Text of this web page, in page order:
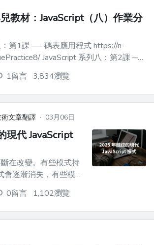
教材：JavaScript（八）作業分
：第1課 ── 碼表應用程式 https://n-
系列八：第2課 ──
n-
#/Vue8of...
1留言 3,834瀏覽
文章翻譯 · 03月06日
現代 JavaScript
在改變。有些模式持
逐漸消失，有些模式
的東西。 以下是
**。 ### 1.**模
階段，但很有前景）**
——但要更好。模式匹
0留言 1,102瀏覽